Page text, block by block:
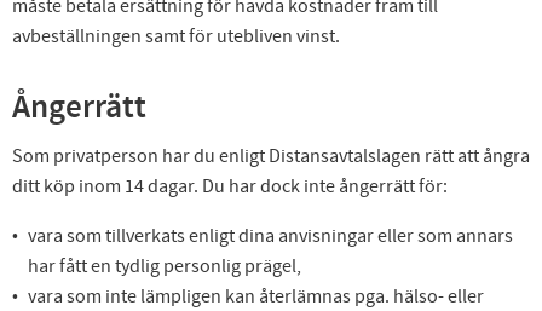
måste betala ersättning för havda kostnader fram till
avbeställningen samt för utebliven vinst.
Ångerrätt
Som privatperson har du enligt Distansavtalslagen rätt att ångra
ditt köp inom 14 dagar. Du har dock inte ångerrätt för:
vara som tillverkats enligt dina anvisningar eller som annars
har fått en tydlig personlig prägel,
vara som inte lämpligen kan återlämnas pga. hälso- eller